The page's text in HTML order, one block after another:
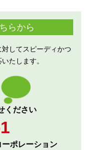
らから
してスピーディかつ
たします。
ください
ポレーション